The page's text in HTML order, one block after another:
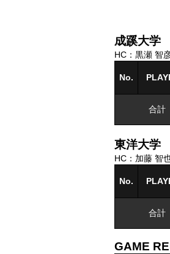
成蹊大学
HC：黒瀬 智
No.
合計
東洋大学
HC：加藤 智
No.
合計
GAME